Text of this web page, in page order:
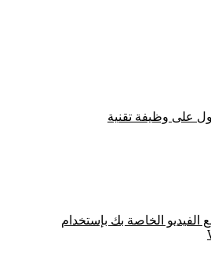
الخاصة بك بإستخدام